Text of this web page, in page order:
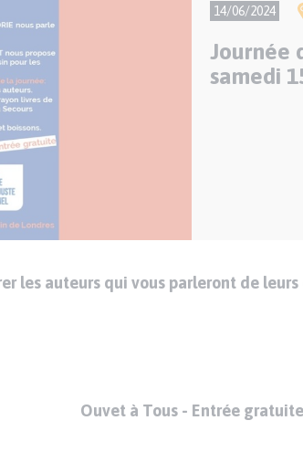
14/06/2024
Journée
samedi
les auteurs qui vous parleront de leurs
Ouvet à Tous - Entrée gratuite